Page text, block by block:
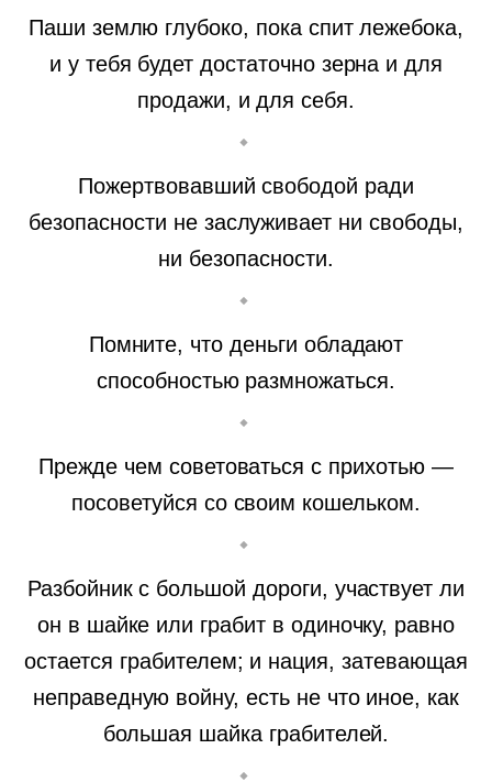
Паши землю глубоко, пока спит лежебока,
и у тебя будет достаточно зерна и для
продажи, и для себя.
Пожертвовавший свободой ради
безопасности не заслуживает ни свободы,
ни безопасности.
Помните, что деньги обладают
способностью размножаться.
Прежде чем советоваться с прихотью —
посоветуйся со своим кошельком.
Разбойник с большой дороги, участвует ли
он в шайке или грабит в одиночку, равно
остается грабителем; и нация, затевающая
неправедную войну, есть не что иное, как
большая шайка грабителей.